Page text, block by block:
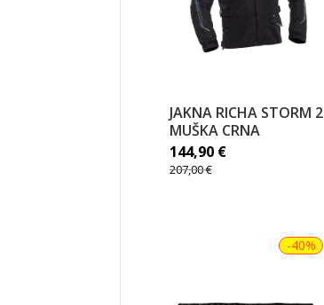
JAKNA RICHA STORM 2
MUŠKA CRNA
144,90 €
207,00€
-40%